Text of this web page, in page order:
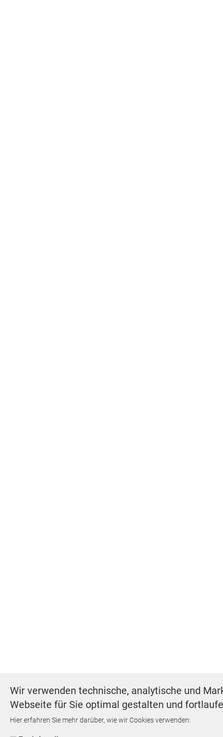
Wir verwenden technische, analytische und
Webseite für Sie optimal gestalten und
Hier erfahren Sie mehr darüber, wie wir Cookies verwenden: